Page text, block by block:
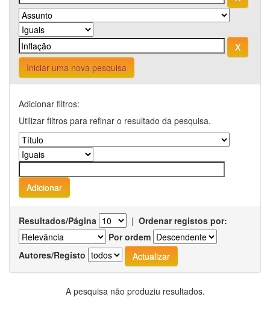
Iniciar uma nova pesquisa
Adicionar filtros:
Utilizar filtros para refinar o resultado da pesquisa.
Resultados/Página | Ordenar registos por:
Por ordem
Autores/Registo
A pesquisa não produziu resultados.